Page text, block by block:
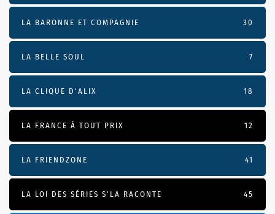
LA BARONNE ET COMPAGNIE 30
LA BELLE SOUL 7
LA CLIQUE D'ALIX 18
LA FRANCE À TOUT PRIX 12
LA FRIENDZONE 41
LA LOI DES SÉRIES S'LA RACONTE 45